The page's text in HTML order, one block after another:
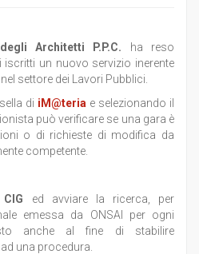
Architetti P.P.C. ha reso
un nuovo servizio inerente
settore dei Lavori Pubblici.
di iM@teria e selezionando il
può verificare se una gara è
o di richieste di modifica da
competente.
ed avviare la ricerca, per
emessa da ONSAI per ogni
anche al fine di stabilire
una procedura.